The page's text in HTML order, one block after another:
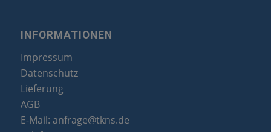
INFORMATIONEN
Impressum
Datenschutz
Lieferung
AGB
E-Mail: anfrage@tkns.de